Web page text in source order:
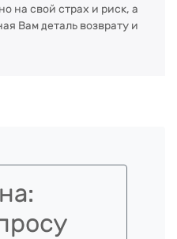
на свой страх и риск, а
Вам деталь возврату и